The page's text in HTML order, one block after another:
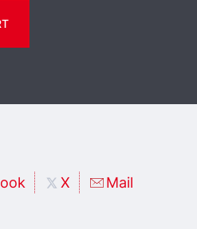
X Mail